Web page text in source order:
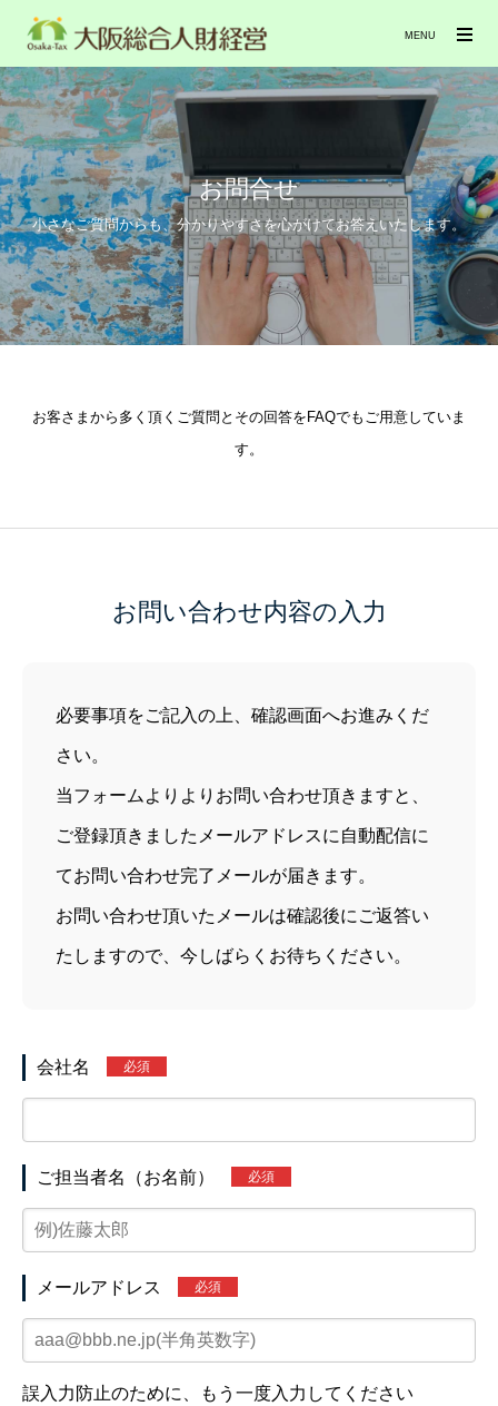
お問合せ
小さなご質問からも、分かりやすさを心がけてお答えいたします。
お客さまから多く頂くご質問とその回答をFAQでもご用意していま
す。
お問い合わせ内容の入力
必要事項をご記入の上、確認画面へお進みくだ
さい。
当フォームよりよりお問い合わせ頂きますと、
ご登録頂きましたメールアドレスに自動配信に
てお問い合わせ完了メールが届きます。
お問い合わせ頂いたメールは確認後にご返答い
たしますので、今しばらくお待ちください。
会社名 必須
ご担当者名（お名前） 必須
メールアドレス 必須
誤入力防止のために、もう一度入力してください
MENU